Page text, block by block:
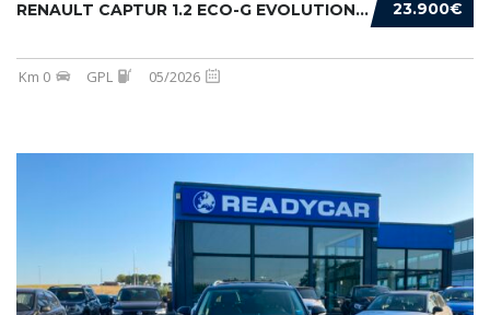
23.900€
RENAULT CAPTUR 1.2 ECO-G EVOLUTION 120CV
Km 0 GPL 05/2026